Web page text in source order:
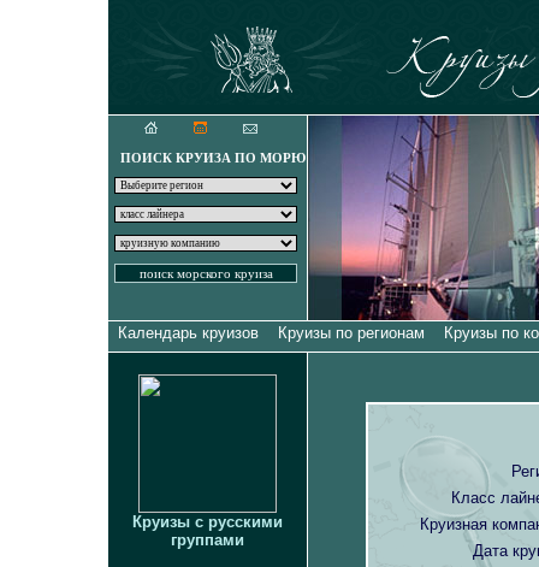
Круизы для
ПОИСК КРУИЗА ПО МОРЮ
Календарь круизов Круизы по регионам Круизы по
Круизы с русскими
группами
Класс
Круизная
Дата